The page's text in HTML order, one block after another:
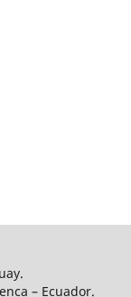
– Ecuador.